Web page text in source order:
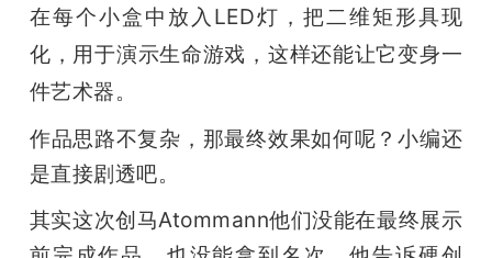
在每个小盒中放入LED灯，把二维矩形具现
化，用于演示生命游戏，这样还能让它变身一
件艺术器。
作品思路不复杂，那最终效果如何呢？小编还
是直接剧透吧。
其实这次创马Atommann他们没能在最终展示